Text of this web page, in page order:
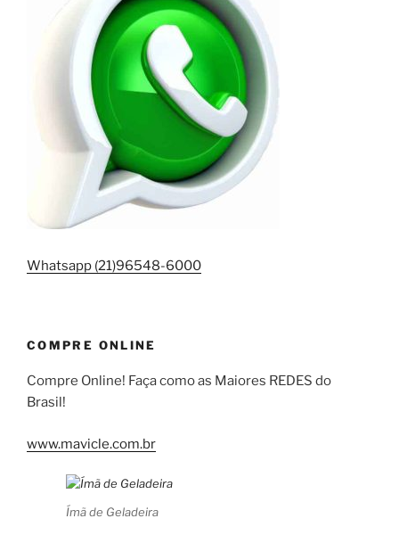
Whatsapp (21)96548-6000
COMPRE ONLINE
Compre Online! Faça como as Maiores REDES do
Brasil!
www.mavicle.com.br
Ímã de Geladeira